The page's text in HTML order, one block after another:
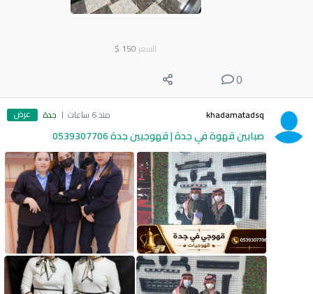
السعر 150
$
0
khadamatadsq منذ 6 ساعات جدة عرض
صبابين قهوة في جدة | قهوجيين جدة 0539307706